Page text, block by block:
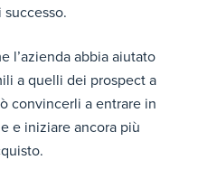
l’azienda abbia aiutato
a quelli dei prospect a
convincerli a entrare in
e iniziare ancora più